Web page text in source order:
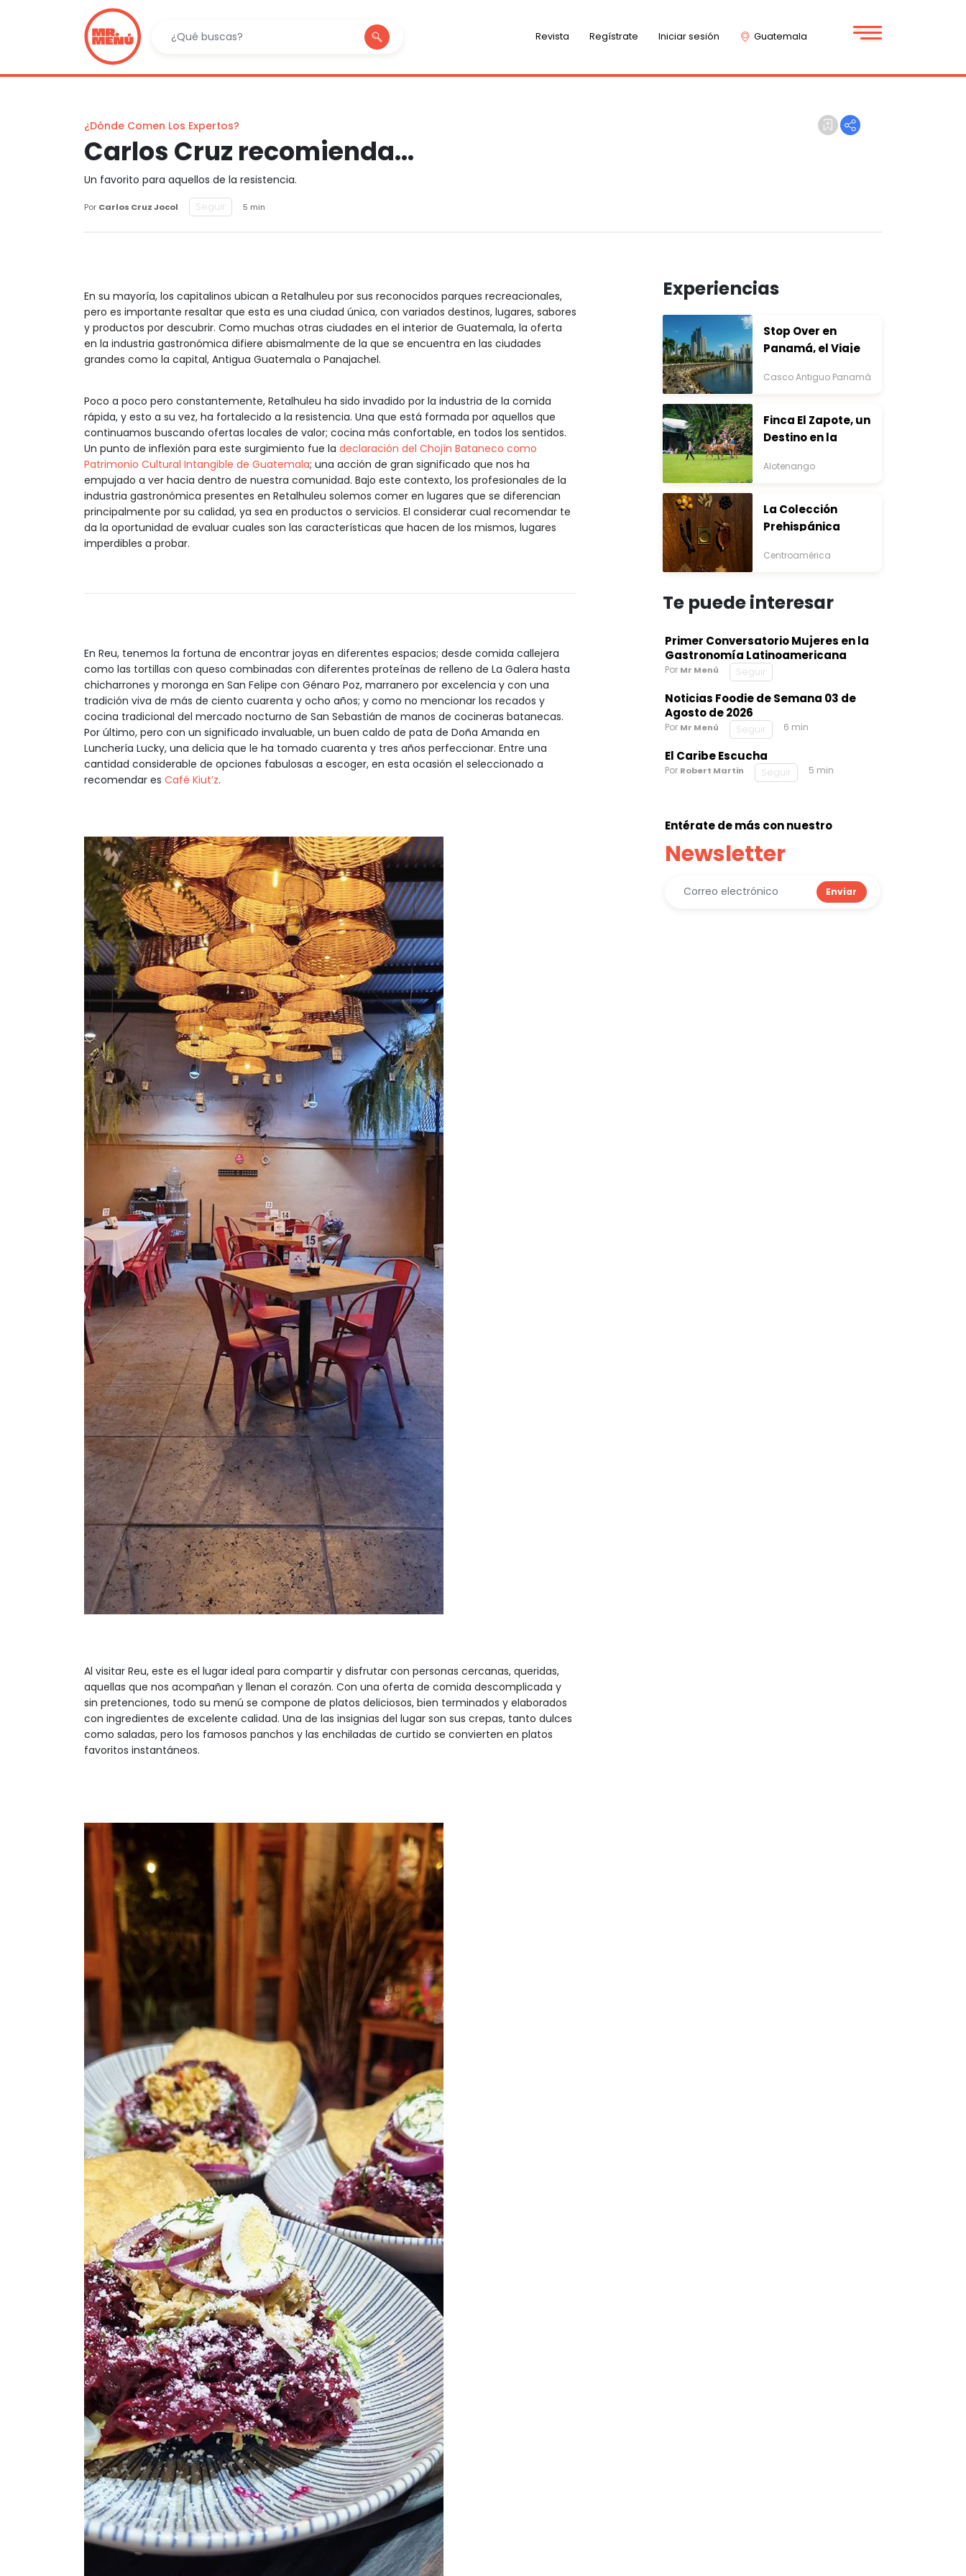
Revista Regístrate Iniciar sesión Guatemala
¿Dónde Comen Los Expertos?
Carlos Cruz recomienda...
Un favorito para aquellos de la resistencia.
Por Carlos Cruz Jocol Seguir 5 min
En su mayoría, los capitalinos ubican a Retalhuleu por sus reconocidos parques recreacionales,
pero es importante resaltar que esta es una ciudad única, con variados destinos, lugares, sabores
y productos por descubrir. Como muchas otras ciudades en el interior de Guatemala, la oferta
en la industria gastronómica difiere abismalmente de la que se encuentra en las ciudades
grandes como la capital, Antigua Guatemala o Panajachel.
Poco a poco pero constantemente, Retalhuleu ha sido invadido por la industria de la comida
rápida, y esto a su vez, ha fortalecido a la resistencia. Una que está formada por aquellos que
continuamos buscando ofertas locales de valor; cocina más confortable, en todos los sentidos.
Un punto de inflexión para este surgimiento fue la declaración del Chojín Bataneco como
Patrimonio Cultural Intangible de Guatemala; una acción de gran significado que nos ha
empujado a ver hacia dentro de nuestra comunidad. Bajo este contexto, los profesionales de la
industria gastronómica presentes en Retalhuleu solemos comer en lugares que se diferencian
principalmente por su calidad, ya sea en productos o servicios. El considerar cual recomendar te
da la oportunidad de evaluar cuales son las características que hacen de los mismos, lugares
imperdibles a probar.
En Reu, tenemos la fortuna de encontrar joyas en diferentes espacios; desde comida callejera
como las tortillas con queso combinadas con diferentes proteínas de relleno de La Galera hasta
chicharrones y moronga en San Felipe con Génaro Poz, marranero por excelencia y con una
tradición viva de más de ciento cuarenta y ocho años; y como no mencionar los recados y
cocina tradicional del mercado nocturno de San Sebastián de manos de cocineras batanecas.
Por último, pero con un significado invaluable, un buen caldo de pata de Doña Amanda en
Lunchería Lucky, una delicia que le ha tomado cuarenta y tres años perfeccionar. Entre una
cantidad considerable de opciones fabulosas a escoger, en esta ocasión el seleccionado a
recomendar es Café Kiut’z.
Al visitar Reu, este es el lugar ideal para compartir y disfrutar con personas cercanas, queridas,
aquellas que nos acompañan y llenan el corazón. Con una oferta de comida descomplicada y
sin pretenciones, todo su menú se compone de platos deliciosos, bien terminados y elaborados
con ingredientes de excelente calidad. Una de las insignias del lugar son sus crepas, tanto dulces
como saladas, pero los famosos panchos y las enchiladas de curtido se convierten en platos
favoritos instantáneos.
Experiencias
Stop Over en
Panamá, el Viaje
Destino
Casco Antiguo Panamá
Finca El Zapote, un
Destino en la
Arte y Naturaleza
Alotenango
La Colección
Prehispánica
Centroamérica
Te puede interesar
Primer Conversatorio Mujeres en la
Gastronomía Latinoamericana
Por Mr Menú Seguir
Noticias Foodie de Semana 03 de
Agosto de 2026
Por Mr Menú Seguir 6 min
El Caribe Escucha
Por Robert Martin Seguir 5 min
Entérate de más con nuestro
Newsletter
Enviar